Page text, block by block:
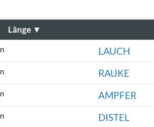
Länge ▼
LAUCH
RAUKE
AMPFER
DISTEL